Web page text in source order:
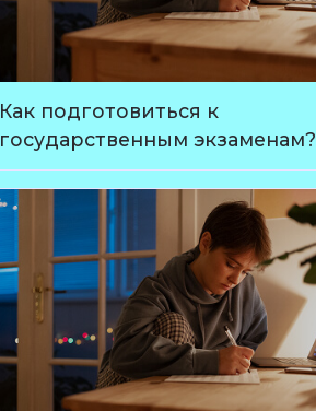
Как подготовиться к
государственным экзаменам?